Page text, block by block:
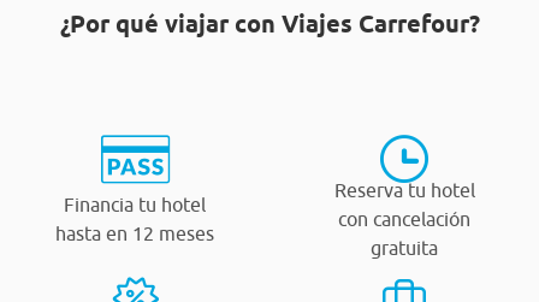
¿Por qué viajar con Viajes Carrefour?
Financia tu hotel
hasta en 12 meses
Reserva tu hotel
con cancelación
gratuita